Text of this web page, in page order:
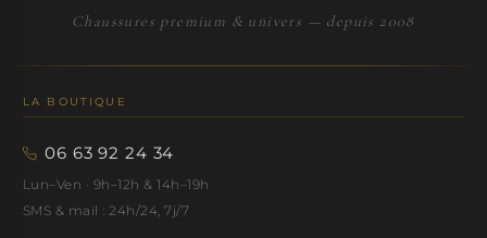
Chaussures premium & univers — depuis 2008
LA BOUTIQUE
06 63 92 24 34
Lun–Ven · 9h–12h & 14h–19h
SMS & mail : 24h/24, 7j/7